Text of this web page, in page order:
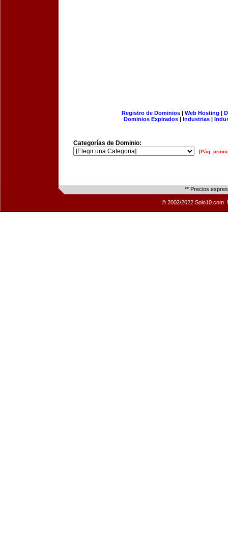
Registro de Dominios| Web Hosting |
Dominios Expirados | Industrias |
Categorías de Dominio:
[Pág.
** Precios
© 2002/2022 Solo10.com